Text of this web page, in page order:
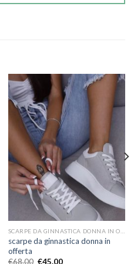
scarpe da ginnastica donna in
offerta
€68.00 €45.00